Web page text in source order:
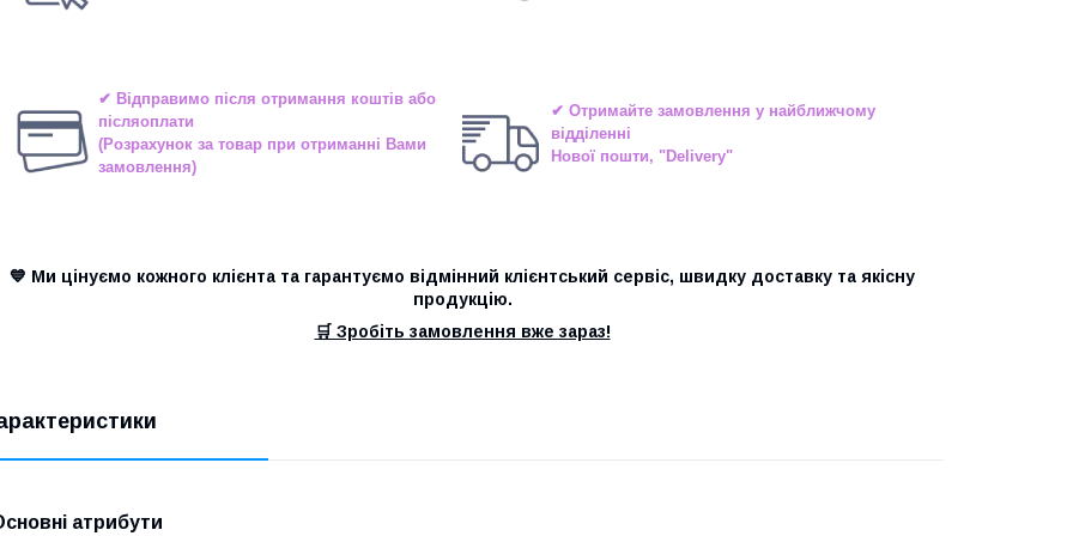
✔ Відправимо після отримання коштів або
післяоплати
(Розрахунок за товар при отриманні Вами
замовлення)
✔ Отримайте замовлення у найближчому
відділенні
Нової пошти, "Delivery"
💙 Ми цінуємо кожного клієнта та гарантуємо відмінний клієнтський сервіс, швидку доставку та якісну
продукцію.
🛒 Зробіть замовлення вже зараз!
атрибути